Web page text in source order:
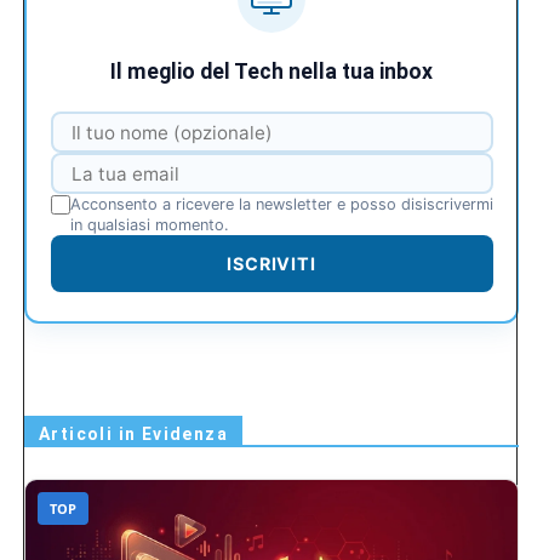
Il meglio del Tech nella tua inbox
Acconsento a ricevere la newsletter e posso disiscrivermi
in qualsiasi momento.
ISCRIVITI
Articoli in Evidenza
TOP